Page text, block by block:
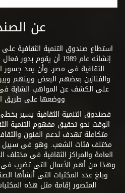
عن
استطاع صندوق التنمية الثقافية
إنشائه عام 1989 أن يقوم
الثقافية فى مصر، وأن يمد جسور
والفنانين بعضهم البعض وبينهم
على الكشف عن المواهب الشابة
ووضعها على طريق
فصندوق التنمية الثقافية يسير
الوقت نحو تحقيق مفهوم التنمية
متكاملة تهدف لدعم الفنون
مختلف فئات الشعب. وهو فى سبيل
العامة والمراكز الثقافية فى مختلف
وهذا من أهم الأعمال التى تضرب فى
وبلغ عدد المكتبات التى أنشأها
المتصور إقامة مثل هذه المكتبات